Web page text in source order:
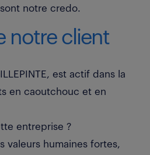
notre credo.
notre client
est actif dans la
en caoutchouc et en
entreprise ?
valeurs humaines fortes,